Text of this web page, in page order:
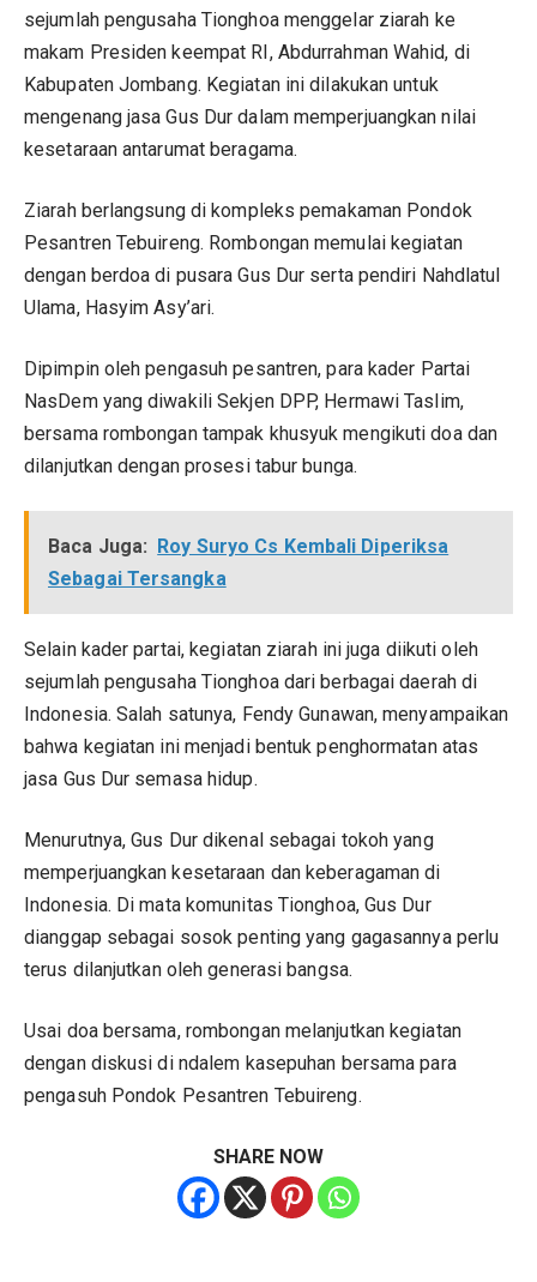
sejumlah pengusaha Tionghoa menggelar ziarah ke
makam Presiden keempat RI, Abdurrahman Wahid, di
Kabupaten Jombang. Kegiatan ini dilakukan untuk
mengenang jasa Gus Dur dalam memperjuangkan nilai
kesetaraan antarumat beragama.
Ziarah berlangsung di kompleks pemakaman Pondok
Pesantren Tebuireng. Rombongan memulai kegiatan
dengan berdoa di pusara Gus Dur serta pendiri Nahdlatul
Ulama, Hasyim Asy’ari.
Dipimpin oleh pengasuh pesantren, para kader Partai
NasDem yang diwakili Sekjen DPP, Hermawi Taslim,
bersama rombongan tampak khusyuk mengikuti doa dan
dilanjutkan dengan prosesi tabur bunga.
Baca Juga: Roy Suryo Cs Kembali Diperiksa
Sebagai Tersangka
Selain kader partai, kegiatan ziarah ini juga diikuti oleh
sejumlah pengusaha Tionghoa dari berbagai daerah di
Indonesia. Salah satunya, Fendy Gunawan, menyampaikan
bahwa kegiatan ini menjadi bentuk penghormatan atas
jasa Gus Dur semasa hidup.
Menurutnya, Gus Dur dikenal sebagai tokoh yang
memperjuangkan kesetaraan dan keberagaman di
Indonesia. Di mata komunitas Tionghoa, Gus Dur
dianggap sebagai sosok penting yang gagasannya perlu
terus dilanjutkan oleh generasi bangsa.
Usai doa bersama, rombongan melanjutkan kegiatan
dengan diskusi di ndalem kasepuhan bersama para
pengasuh Pondok Pesantren Tebuireng.
SHARE NOW